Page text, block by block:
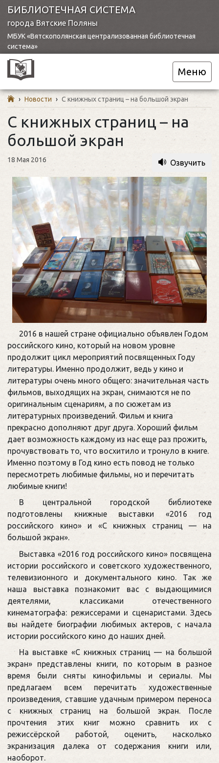
БИБЛИОТЕЧНАЯ СИСТЕМА
города Вятские Поляны
МБУК «Вятскополянская централизованная библиотечная
система»
Меню
› Новости › С книжных страниц – на большой экран
С книжных страниц – на
большой экран
18 Мая 2016 Озвучить
2016 в нашей стране официально объявлен Годом
российского кино, который на новом уровне
продолжит цикл мероприятий посвященных Году
литературы. Именно продолжит, ведь у кино и
литературы очень много общего: значительная часть
фильмов, выходящих на экран, снимаются не по
оригинальным сценариям, а по сюжетам из
литературных произведений. Фильм и книга
прекрасно дополняют друг друга. Хороший фильм
дает возможность каждому из нас еще раз прожить,
прочувствовать то, что восхитило и тронуло в книге.
Именно поэтому в Год кино есть повод не только
пересмотреть любимые фильмы, но и перечитать
любимые книги!
В центральной городской библиотеке
подготовлены книжные выставки «2016 год
российского кино» и «С книжных страниц — на
большой экран».
Выставка «2016 год российского кино» посвящена
истории российского и советского художественного,
телевизионного и документального кино. Так же
наша выставка познакомит вас с выдающимися
деятелями, классиками отечественного
кинематографа: режиссерами и сценаристами. Здесь
вы найдете биографии любимых актеров, с начала
истории российского кино до наших дней.
На выставке «С книжных страниц — на большой
экран» представлены книги, по которым в разное
время были сняты кинофильмы и сериалы. Мы
предлагаем всем перечитать художественные
произведения, ставшие удачным примером переноса
с книжных страниц на большой экран. После
прочтения этих книг можно сравнить их с
режиссёрской работой, оценить, насколько
экранизация далека от содержания книги или,
наоборот.